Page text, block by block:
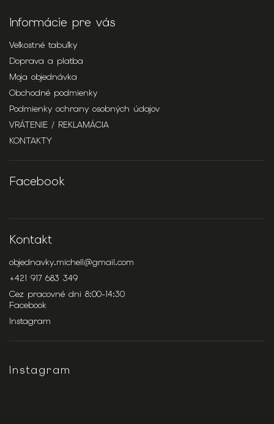
Informácie pre vás
Veľkostné tabuľky
Doprava a platba
Moja objednávka
Obchodné podmienky
Podmienky ochrany osobných údajov
VRÁTENIE / REKLAMÁCIA
KONTAKTY
Facebook
Kontakt
objednavky.michell@gmail.com
+421 917 683 349
Cez pracovné dni 8:00-14:30
Facebook
Instagram
Instagram